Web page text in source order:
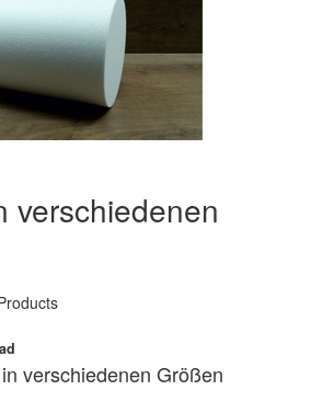
verschiedenen
verschiedenen Größen